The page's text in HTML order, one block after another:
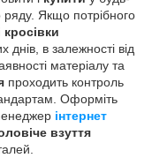
ряду. Якщо потрібного
кросівки
в залежності від
матеріалу та
проходить контроль
Оформіть
інтернет
взуття